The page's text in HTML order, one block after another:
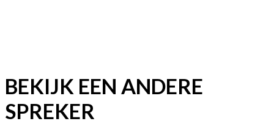
BEKIJK EEN ANDERE
SPREKER